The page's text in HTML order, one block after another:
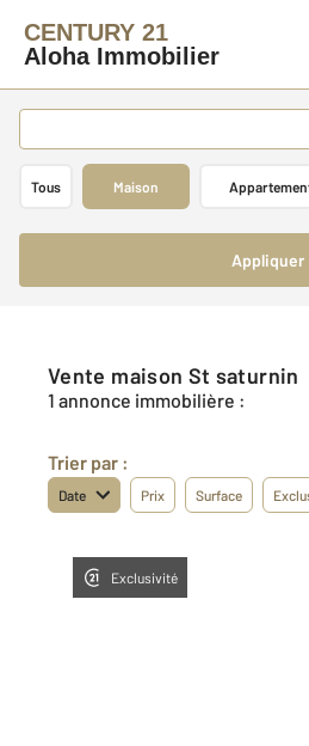
CENTURY 21
Aloha Immobilier
Tous Maison
Appliquer
Vente maison St saturnin
1 annonce immobilière :
Trier par :
Date Prix Surface
Exclusivité